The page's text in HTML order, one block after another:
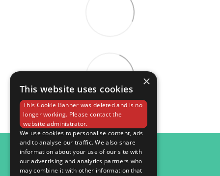
098 984 15 82
Контактна інформація
×
This website uses cookies
This Cookie Banner was deleted and is no
longer working. Please contact the
website administrator.
We use cookies to personalise content, ads
and to analyse our traffic. We also share
information about your use of our site with
our advertising and analytics partners who
may combine it with other information that